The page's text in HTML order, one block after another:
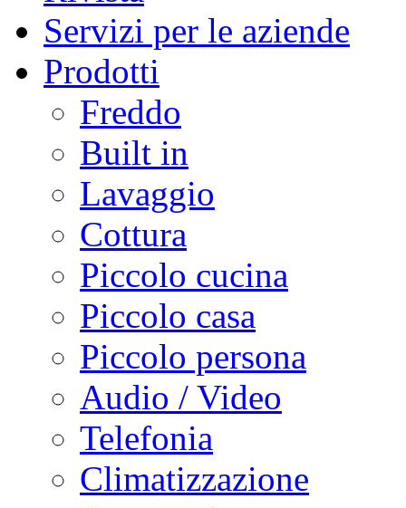
Servizi per le aziende
Prodotti
Freddo
Built in
Lavaggio
Cottura
Piccolo cucina
Piccolo casa
Piccolo persona
Audio / Video
Telefonia
Climatizzazione